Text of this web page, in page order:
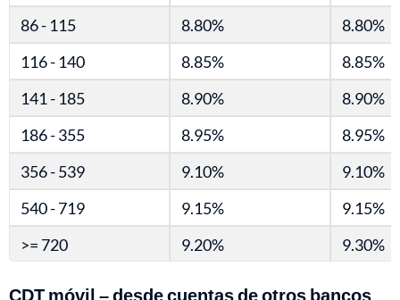
86 - 115
8.80%
8.80%
116 - 140
8.85%
8.85%
141 - 185
8.90%
8.90%
186 - 355
8.95%
8.95%
356 - 539
9.10%
9.10%
540 - 719
9.15%
9.15%
>= 720
9.20% 9.30%
CDT móvil – desde cuentas de otros bancos